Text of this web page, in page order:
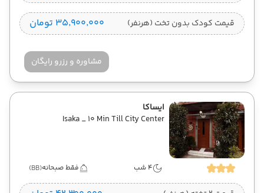
قیمت کودک بدون تخت (هرنفر) ۳۵٬۹۰۰٬۰۰۰ تومان
مشاوره و رزرو رایگان
ایساکا
Isaka _ 10 Min Till City Center
4 شب فقط صبحانه(BB)